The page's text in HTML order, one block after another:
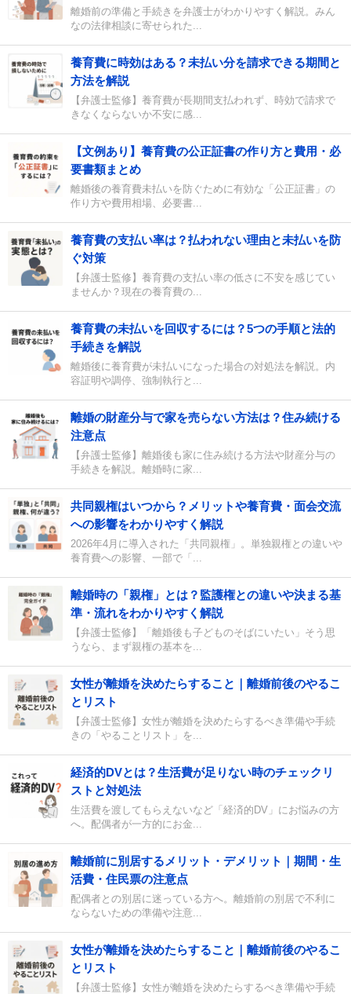
離婚前の準備と手続きを弁護士がわかりやすく解説。みん
なの法律相談に寄せられた...
養育費に時効はある？未払い分を請求できる期間と
方法を解説
【弁護士監修】養育費が長期間支払われず、時効で請求で
きなくならないか不安に感...
【文例あり】養育費の公正証書の作り方と費用・必
要書類まとめ
離婚後の養育費未払いを防ぐために有効な「公正証書」の
作り方や費用相場、必要書...
養育費の支払い率は？払われない理由と未払いを防
ぐ対策
【弁護士監修】養育費の支払い率の低さに不安を感じてい
ませんか？現在の養育費の...
養育費の未払いを回収するには？5つの手順と法的
手続きを解説
離婚後に養育費が未払いになった場合の対処法を解説。内
容証明や調停、強制執行と...
離婚の財産分与で家を売らない方法は？住み続ける
注意点
【弁護士監修】離婚後も家に住み続ける方法や財産分与の
手続きを解説。離婚時に家...
共同親権はいつから？メリットや養育費・面会交流
への影響をわかりやすく解説
2026年4月に導入された「共同親権」。単独親権との違いや
養育費への影響、一部で「...
離婚時の「親権」とは？監護権との違いや決まる基
準・流れをわかりやすく解説
【弁護士監修】「離婚後も子どものそばにいたい」そう思
うなら、まず親権の基本を...
女性が離婚を決めたらすること｜離婚前後のやるこ
とリスト
【弁護士監修】女性が離婚を決めたらするべき準備や手続
きの「やることリスト」を...
経済的DVとは？生活費が足りない時のチェックリ
ストと対処法
生活費を渡してもらえないなど「経済的DV」にお悩みの方
へ。配偶者が一方的にお金...
離婚前に別居するメリット・デメリット｜期間・生
活費・住民票の注意点
配偶者との別居に迷っている方へ。離婚前の別居で不利に
ならないための準備や注意...
女性が離婚を決めたらすること｜離婚前後のやるこ
とリスト
【弁護士監修】女性が離婚を決めたらするべき準備や手続